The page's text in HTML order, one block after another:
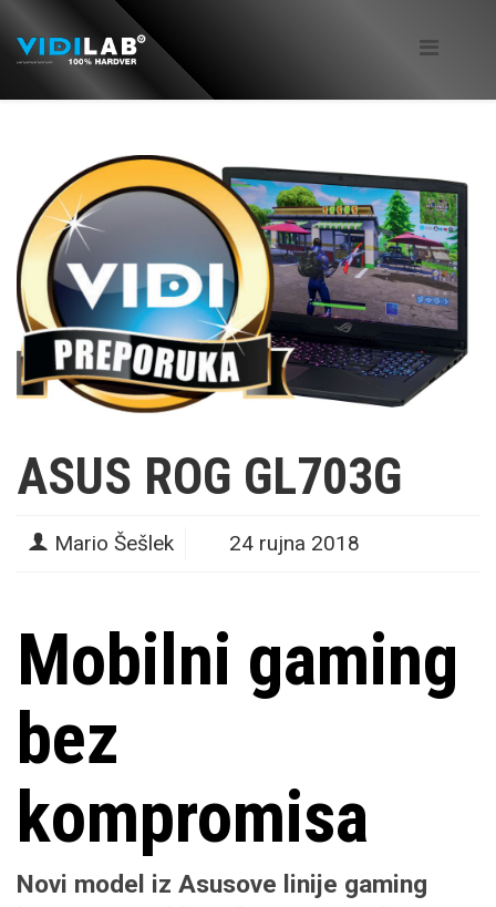
ASUS ROG GL703G
Mario Šešlek 24 rujna 2018
Mobilni gaming
bez
kompromisa
Novi model iz Asusove linije gaming